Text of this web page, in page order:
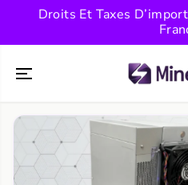
PASSER AU
CONTENU
Droits Et Taxes